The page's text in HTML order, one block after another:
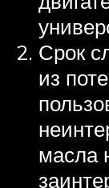
Срок
из
масла